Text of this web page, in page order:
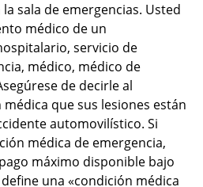
sala de emergencias. Usted
médico de un
servicio de
médico, médico de
de decirle al
que sus lesiones están
automovilístico. Si
médica de emergencia,
máximo disponible bajo
define una «condición médica